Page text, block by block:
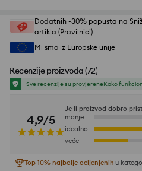
Dodatnih -30% popusta na
artikla (Pravilnici)
Mi smo iz Europske unije
Recenzije proizvoda(72)
Sve recenzije su provjereneKako
4,9/5
Je li proizvod dobro
manje
idealno
veće
Top 10% najbolje ocijenjenih u